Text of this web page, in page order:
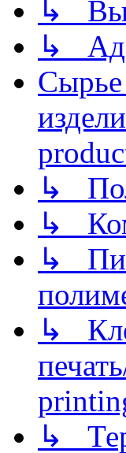
↳
↳
Сырье
↳
↳
↳
↳
↳